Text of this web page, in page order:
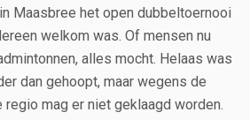
Maasbree het open dubbeltoernooi
welkom was. Of mensen nu
alles mocht. Helaas was
dan gehoopt, maar wegens de
mag er niet geklaagd worden.